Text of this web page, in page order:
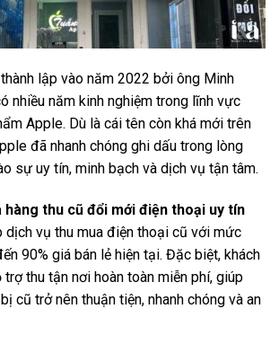
lập vào năm 2022 bởi ông Minh
nhiều năm kinh nghiệm trong lĩnh vực
Apple. Dù là cái tên còn khá mới trên
đã nhanh chóng ghi dấu trong lòng
sự uy tín, minh bạch và dịch vụ tận tâm.
hàng thu cũ đổi mới điện thoại uy tín
dịch vụ thu mua điện thoại cũ với mức
90% giá bán lẻ hiện tại. Đặc biệt, khách
thu tận nơi hoàn toàn miễn phí, giúp
cũ trở nên thuận tiện, nhanh chóng và an